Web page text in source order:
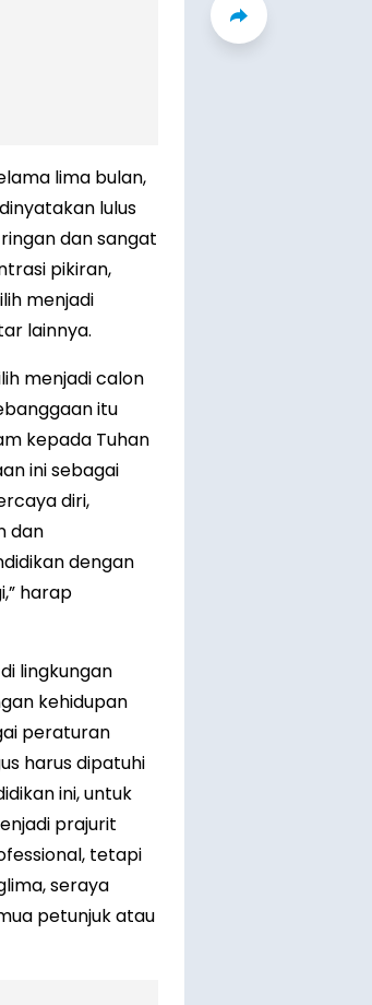
lima bulan,
lulus
dan sangat
pikiran,
menjadi
lainnya.
menjadi calon
itu
kepada Tuhan
ini sebagai
diri,
dan
dengan
harap
lingkungan
kehidupan
peraturan
harus dipatuhi
ini, untuk
prajurit
tetapi
seraya
petunjuk atau